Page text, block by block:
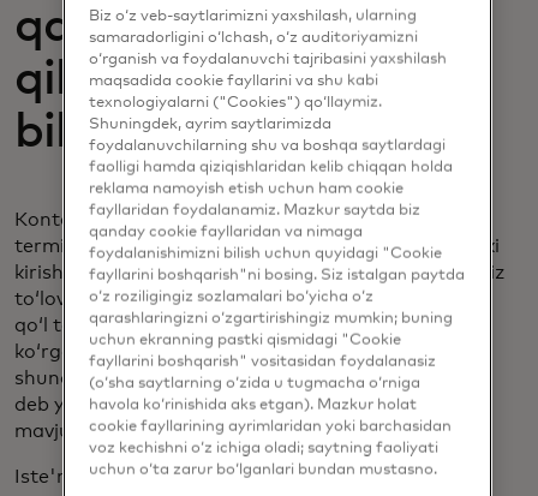
qayerda qabul
qilinishini qanday
bilsam bo'ladi?
Kontaktsiz toʻlovlar sotuvchining elektron toʻlov
terminalida, qurilmasida yoki karta oʻquvchisida yoki
kirish eshigi yoki kassa yonidagi belgilarda kontaktsiz
toʻlov belgisini — atrofida aylana va karta ushlagan
qoʻl tasvirlangan xuddi shu indikatorni —
koʻrganingizda qabul qilinadi. To'lov terminalida
shunchaki "teging, suring yoki kartani joylashtiring"
deb yozilishi mumkin, bu esa kontaktsiz to'lovlar
mavjudligini bildiradi.
Iste'molchilar tobora ko'proq "tap and go"
Biz o‘z veb-saytlarimizni yaxshilash, ularning
samaradorligini o‘lchash, o‘z auditoriyamizni
o‘rganish va foydalanuvchi tajribasini yaxshilash
maqsadida cookie fayllarini va shu kabi
texnologiyalarni ("Cookies") qo‘llaymiz.
Shuningdek, ayrim saytlarimizda
foydalanuvchilarning shu va boshqa saytlardagi
faolligi hamda qiziqishlaridan kelib chiqqan holda
reklama namoyish etish uchun ham cookie
fayllaridan foydalanamiz. Mazkur saytda biz
qanday cookie fayllaridan va nimaga
foydalanishimizni bilish uchun quyidagi "Cookie
fayllarini boshqarish"ni bosing. Siz istalgan paytda
o‘z roziligingiz sozlamalari bo‘yicha o‘z
qarashlaringizni o‘zgartirishingiz mumkin; buning
uchun ekranning pastki qismidagi "Cookie
fayllarini boshqarish" vositasidan foydalanasiz
(o‘sha saytlarning o‘zida u tugmacha o‘rniga
havola ko‘rinishida aks etgan). Mazkur holat
cookie fayllarining ayrimlaridan yoki barchasidan
voz kechishni o‘z ichiga oladi; saytning faoliyati
uchun o‘ta zarur bo‘lganlari bundan mustasno.